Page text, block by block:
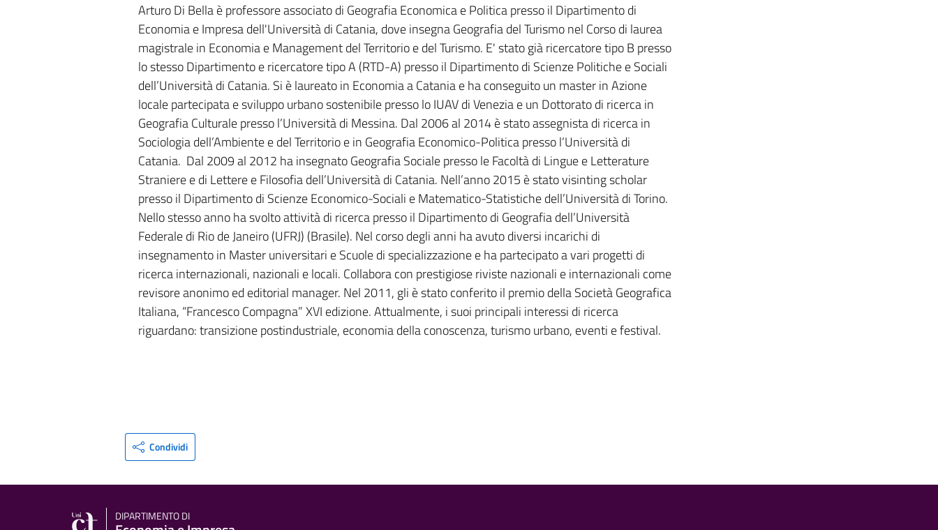
Arturo Di Bella è professore associato di Geografia Economica e Politica presso il Dipartimento di
Economia e Impresa dell'Università di Catania, dove insegna Geografia del Turismo nel Corso di laurea
magistrale in Economia e Management del Territorio e del Turismo. E' stato già ricercatore tipo B presso
lo stesso Dipartimento e ricercatore tipo A (RTD-A) presso il Dipartimento di Scienze Politiche e Sociali
dell’Università di Catania. Si è laureato in Economia a Catania e ha conseguito un master in Azione
locale partecipata e sviluppo urbano sostenibile presso lo IUAV di Venezia e un Dottorato di ricerca in
Geografia Culturale presso l’Università di Messina. Dal 2006 al 2014 è stato assegnista di ricerca in
Sociologia dell’Ambiente e del Territorio e in Geografia Economico-Politica presso l’Università di
Catania. Dal 2009 al 2012 ha insegnato Geografia Sociale presso le Facoltà di Lingue e Letterature
Straniere e di Lettere e Filosofia dell’Università di Catania. Nell’anno 2015 è stato visinting scholar
presso il Dipartimento di Scienze Economico-Sociali e Matematico-Statistiche dell’Università di Torino.
Nello stesso anno ha svolto attività di ricerca presso il Dipartimento di Geografia dell’Università
Federale di Rio de Janeiro (UFRJ) (Brasile). Nel corso degli anni ha avuto diversi incarichi di
insegnamento in Master universitari e Scuole di specializzazione e ha partecipato a vari progetti di
ricerca internazionali, nazionali e locali. Collabora con prestigiose riviste nazionali e internazionali come
revisore anonimo ed editorial manager. Nel 2011, gli è stato conferito il premio della Società Geografica
Italiana, “Francesco Compagna” XVI edizione. Attualmente, i suoi principali interessi di ricerca
riguardano: transizione postindustriale, economia della conoscenza, turismo urbano, eventi e festival.
Condividi
DIPARTIMENTO DI